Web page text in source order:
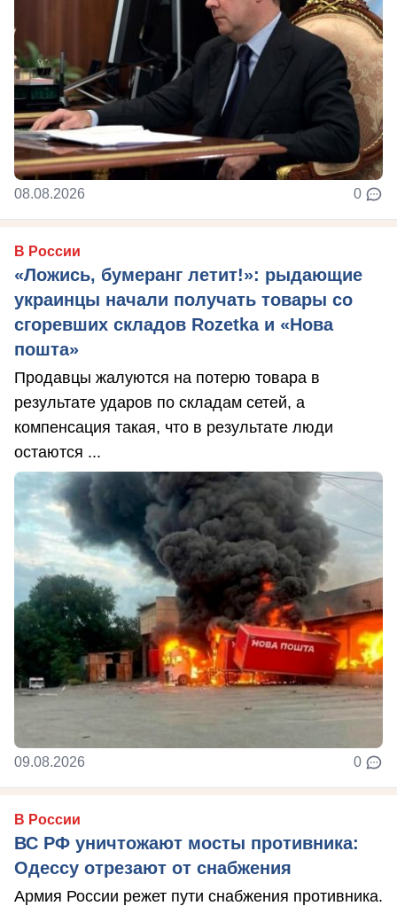
08.08.2026 0
В России
«Ложись, бумеранг летит!»: рыдающие
украинцы начали получать товары со
сгоревших складов Rozetka и «Нова
пошта»
Продавцы жалуются на потерю товара в
результате ударов по складам сетей, а
компенсация такая, что в результате люди
остаются ...
09.08.2026 0
В России
ВС РФ уничтожают мосты противника:
Одессу отрезают от снабжения
Армия России режет пути снабжения противника.